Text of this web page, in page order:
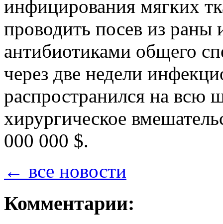
инфицирования мягких
проводить посев из раны
антибиотиками общего
через две недели
распространился на всю
хирургическое
000 000 $.
← все новости
Комментарии: